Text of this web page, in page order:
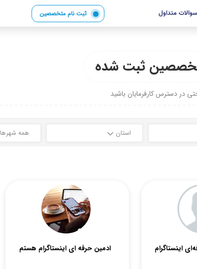
سوالات متداول ثبت نام متخصصین
ثبت شده
در دسترس کارفرمایان باشید
استان همه شهرها
اینستاگرام ادمین حرفه ای اینستاگرام هستم